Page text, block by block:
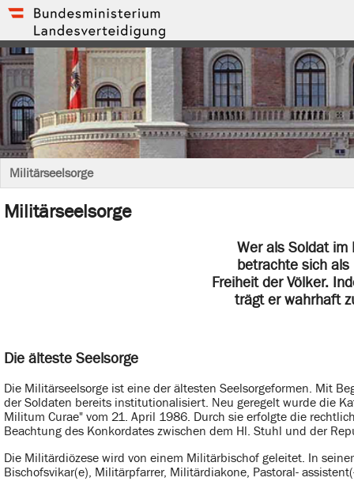
Militärseelsorge
Militärseelsorge
Wer als Soldat im
betrachte sich als
Freiheit der Völker.
trägt er wahrhaft
Die älteste Seelsorge
Die Militärseelsorge ist eine der ältesten Seelsorgeformen. Mit
der Soldaten bereits institutionalisiert. Neu geregelt wurde die
Militum Curae" vom 21. April 1986. Durch sie erfolgte die
Beachtung des Konkordates zwischen dem Hl. Stuhl und der
Die Militärdiözese wird von einem Militärbischof geleitet. In
Bischofsvikar(e), Militärpfarrer, Militärdiakone, Pastoral-